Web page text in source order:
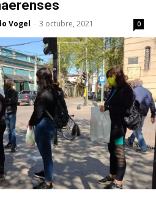
Vogel - 3 octubre, 2021 0